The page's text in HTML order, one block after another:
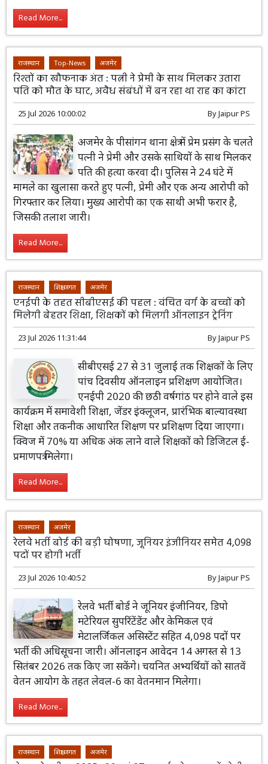
Read More...
राजस्थान Top-News अजमेर
रिश्तों का खौफनाक अंत : पत्नी ने प्रेमी के साथ मिलकर उतारा
पति को मौत के घाट, अवैध संबंधों में बन रहा था राह का कांटा
25 Jul 2026 10:00:02 ByJaipur PS
अजमेर के पीसांगन थाना क्षेत्र में प्रेम प्रसंग के चलते
पत्नी ने प्रेमी और उसके साथियों के साथ मिलकर
पति की हत्या करवा दी। पुलिस ने 24 घंटे में
मामले का खुलासा करते हुए पत्नी, प्रेमी और एक अन्य आरोपी को
गिरफ्तार कर लिया। मुख्य आरोपी का एक साथी अभी फरार है,
जिसकी तलाश जारी।
Read More...
राजस्थान शिक्षा जगत अजमेर
एनईपी के तहत सीबीएसई की पहल : वंचित वर्ग के बच्चों को
मिलेगी बेहतर शिक्षा, शिक्षकों को मिलगी ऑनलाइन ट्रेनिंग
23 Jul 2026 11:31:44 ByJaipur PS
सीबीएसई 27 से 31 जुलाई तक शिक्षकों के लिए
पांच दिवसीय ऑनलाइन प्रशिक्षण आयोजित।
एनईपी 2020 की छठी वर्षगांठ पर होने वाले इस
कार्यक्रम में समावेशी शिक्षा, जेंडर इंक्लूजन, प्रारंभिक बाल्यावस्था
शिक्षा और तकनीक आधारित शिक्षण पर प्रशिक्षण दिया जाएगा।
क्विज में 70% या अधिक अंक लाने वाले शिक्षकों को डिजिटल ई-
प्रमाणपत्र मिलेगा।
Read More...
राजस्थान अजमेर
रेलवे भर्ती बोर्ड की बड़ी घोषणा, जूनियर इंजीनियर समेत 4,098
पदों पर होगी भर्ती
23 Jul 2026 10:40:52 ByJaipur PS
रेलवे भर्ती बोर्ड ने जूनियर इंजीनियर, डिपो
मटेरियल सुपरिंटेंडेंट और केमिकल एवं
मेटालर्जिकल असिस्टेंट सहित 4,098 पदों पर
भर्ती की अधिसूचना जारी। ऑनलाइन आवेदन 14 अगस्त से 13
सितंबर 2026 तक किए जा सकेंगे। चयनित अभ्यर्थियों को सातवें
वेतन आयोग के तहत लेवल-6 का वेतनमान मिलेगा।
Read More...
राजस्थान शिक्षा जगत अजमेर